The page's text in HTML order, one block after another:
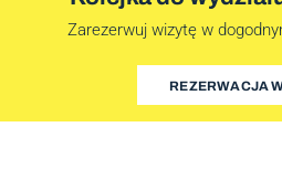
Zarezerwuj wizytę w
REZERWACJA